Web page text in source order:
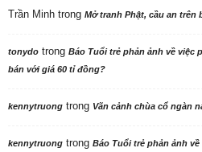
Trần Minh trong Mở tranh Phật, cầu an trên
tonydo trong Báo Tuổi trẻ phản ảnh về việc
bán với giá 60 tỉ đồng?
kennytruong trong Vãn cảnh chùa cổ ngàn
kennytruong trong Báo Tuổi trẻ phản ảnh